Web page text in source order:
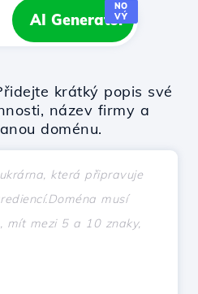
AI Generator
NO
VÝ
krátký popis své
název firmy a
doménu.